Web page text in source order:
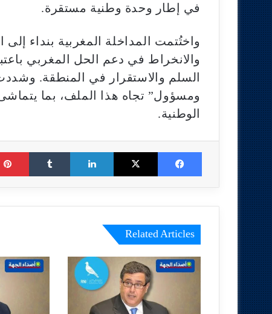
في إطار وحدة وطنية مستقرة.
واختُتمت المداخلة المغربية بنداء
والانخراط في دعم الحل المغربي
السلم والاستقرار في المنطقة.
ومسؤول” تجاه هذا الملف، بما
الوطنية.
Facebook
X
LinkedIn
Tumblr
Related Articles